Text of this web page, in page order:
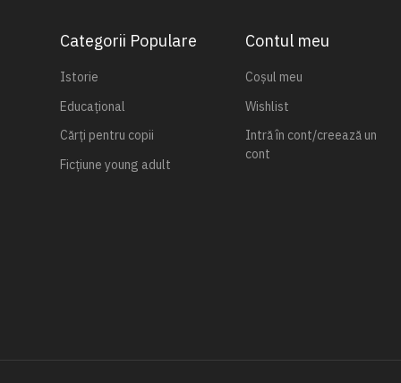
Categorii Populare
Istorie
Educațional
Cărți pentru copii
Ficțiune young adult
Contul meu
Coșul meu
Wishlist
Intră în cont/creează un
cont